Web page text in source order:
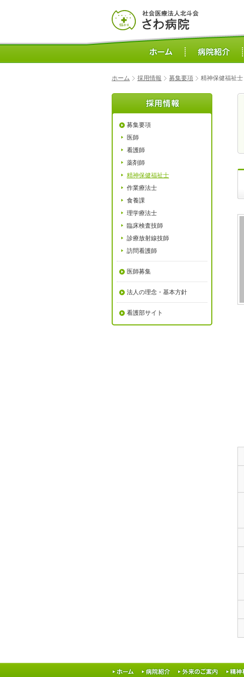
ホーム 採用情報 募集要項 精神保健福祉士
募集要項
医師
看護師
薬剤師
精神保健福祉士
作業療法士
食養課
理学療法士
臨床検査技師
診療放射線技師
訪問看護師
医師募集
法人の理念・基本方針
看護部サイト